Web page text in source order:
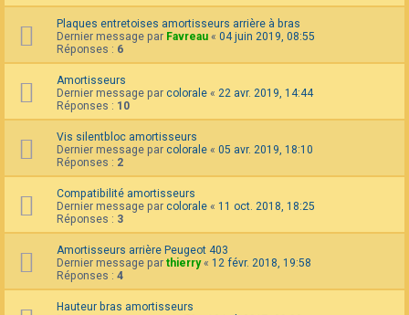
Plaques entretoises amortisseurs arrière à bras
Dernier message par Favreau « 04 juin 2019, 08:55
Réponses : 6
Amortisseurs
Dernier message par colorale « 22 avr. 2019, 14:44
Réponses : 10
Vis silentbloc amortisseurs
Dernier message par colorale « 05 avr. 2019, 18:10
Réponses : 2
Compatibilité amortisseurs
Dernier message par colorale « 11 oct. 2018, 18:25
Réponses : 3
Amortisseurs arrière Peugeot 403
Dernier message par thierry« 12 févr. 2018, 19:58
Réponses : 4
Hauteur bras amortisseurs